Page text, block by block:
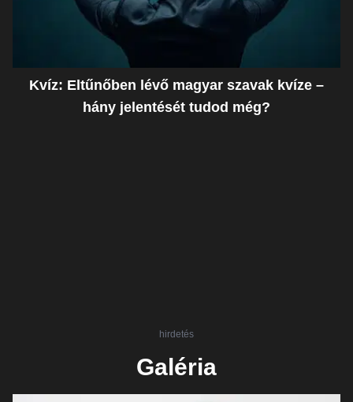
Kvíz: Eltűnőben lévő magyar szavak kvíze –
hány jelentését tudod még?
hirdetés
Galéria